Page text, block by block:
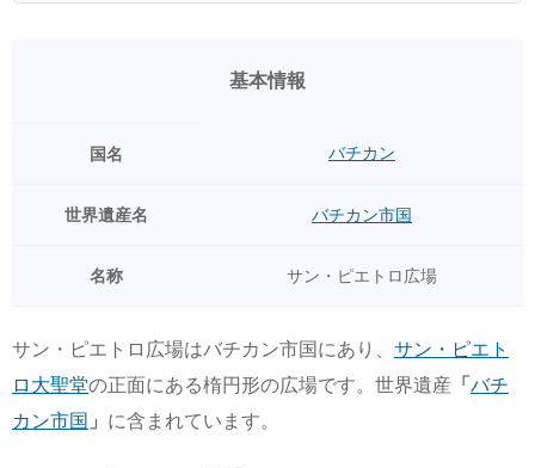
基本情報
国名 バチカン
世界遺産名 バチカン市国
名称 サン・ピエトロ広場
サン・ピエトロ広場はバチカン市国にあり、 サン・ピエト
ロ大聖堂の正面にある楕円形の広場です。世界遺産 「 バチ
カン市国 」 に含まれています。